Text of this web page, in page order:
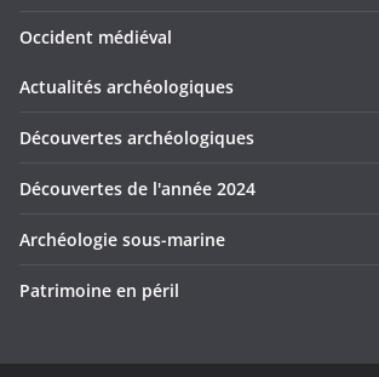
Occident médiéval
Actualités archéologiques
Découvertes archéologiques
Découvertes de l'année 2024
Archéologie sous-marine
Patrimoine en péril